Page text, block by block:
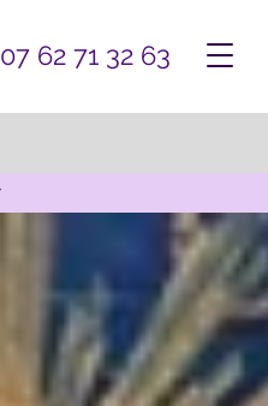
07 62 71 32 63